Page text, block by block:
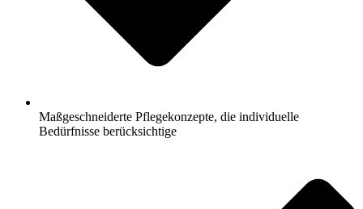
Maßgeschneiderte Pflegekonzepte, die individuelle
Bedürfnisse berücksichtige